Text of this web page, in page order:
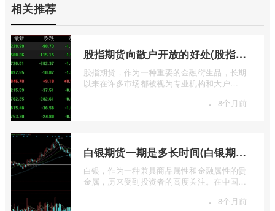
相关推荐
股指期货向散户开放的好处(股指期货对利空信息更加敏感吗)
股指期货，作为一种重要的金融衍生品，长期
以来在许多市场都被视为专业机构和大户
· 8个月前
白银期货一期是多长时间(白银期货涨幅一天最高多少)
白银，作为一种兼具商品属性和金融属性的贵
金属，历来受到投资者的高度关注。在中国市
· 8个月前